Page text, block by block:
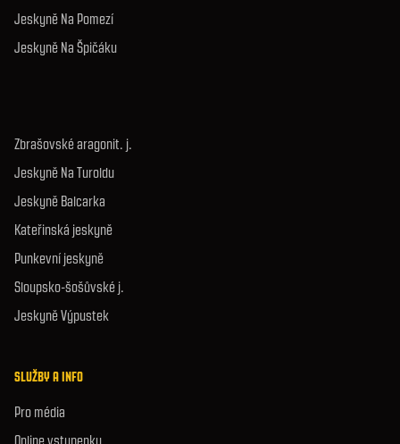
Jeskyně Na Pomezí
Jeskyně Na Špičáku
Zbrašovské aragonit. j.
Jeskyně Na Turoldu
Jeskyně Balcarka
Kateřinská jeskyně
Punkevní jeskyně
Sloupsko-šošůvské j.
Jeskyně Výpustek
SLUŽBY A INFO
Pro média